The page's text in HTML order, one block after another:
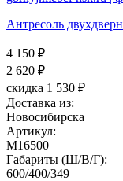
Антресоль
4 150 ₽
2 620 ₽
скидка 1 530 ₽
Доставка из:
Новосибирска
Артикул:
M16500
Габариты (Ш/В/Г):
600/400/349